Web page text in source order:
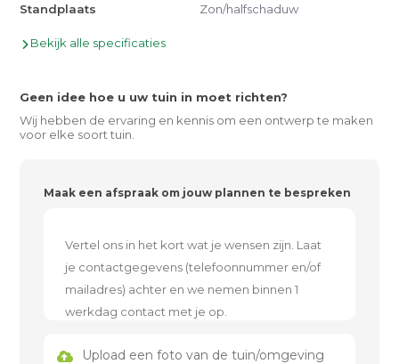
Standplaats Zon/halfschaduw
Bekijk alle specificaties
Geen idee hoe u uw tuin in moet richten?
Wij hebben de ervaring en kennis om een ontwerp te maken
voor elke soort tuin.
Maak een afspraak om jouw plannen te bespreken
Upload een foto van de tuin/omgeving